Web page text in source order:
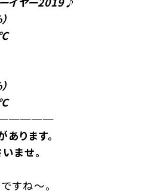
ります。
ませ。
すね～。